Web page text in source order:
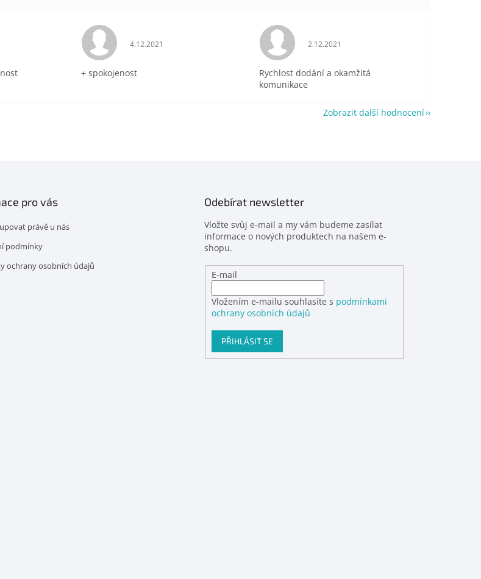
je 5 z 5 hvězdiček. Hodnocení obchodu je 5 z 5 hvězdiček.
4.12.2021
+ spokojenost
Hodnocení obchodu je 5 z 5 hvězdiček.
2.12.2021
Rychlost dodání a okamžitá
komunikace
Zobrazit další hodnocení
pro vás
právě u nás
podmínky
ochrany osobních údajů
Odebírat newsletter
Vložte svůj e-mail a my vám budeme zasílat
informace o nových produktech na našem e-
shopu.
E-mail
Vložením e-mailu souhlasíte s podmínkami
ochrany osobních údajů
PŘIHLÁSIT SE